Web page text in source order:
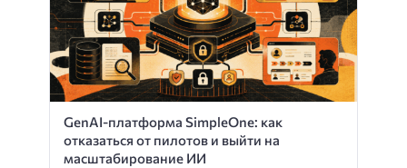
GenAI-платформа SimpleOne: как
отказаться от пилотов и выйти на
масштабирование ИИ